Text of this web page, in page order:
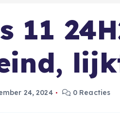
11
24, 2024 0 Reacties